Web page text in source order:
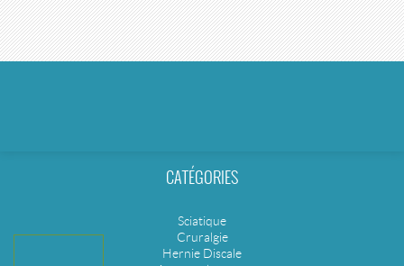
CATÉGORIES
Sciatique
Cruralgie
Hernie Discale